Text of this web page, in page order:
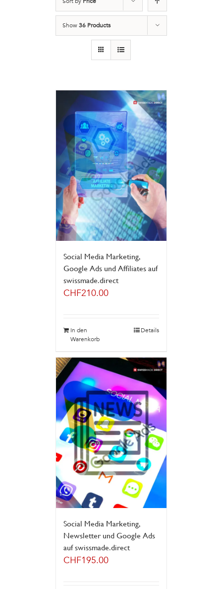
Show36 Products
Social Media Marketing,
Google Ads und Affiliates auf
swissmade.direct
CHF210.00
In den
Warenkorb
Details
Social Media Marketing,
Newsletter und Google Ads
auf swissmade.direct
CHF195.00